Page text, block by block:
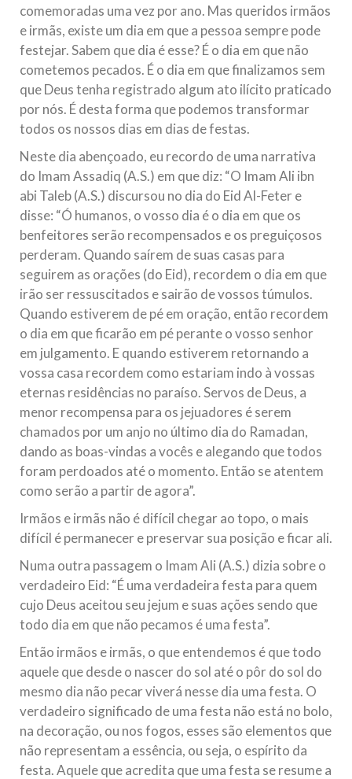
comemoradas uma vez por ano. Mas queridos irmãos
e irmãs, existe um dia em que a pessoa sempre pode
festejar. Sabem que dia é esse? É o dia em que não
cometemos pecados. É o dia em que finalizamos sem
que Deus tenha registrado algum ato ilícito praticado
por nós. É desta forma que podemos transformar
todos os nossos dias em dias de festas.
Neste dia abençoado, eu recordo de uma narrativa
do Imam Assadiq (A.S.) em que diz: “O Imam Ali ibn
abi Taleb (A.S.) discursou no dia do Eid Al-Feter e
disse: “Ó humanos, o vosso dia é o dia em que os
benfeitores serão recompensados e os preguiçosos
perderam. Quando saírem de suas casas para
seguirem as orações (do Eid), recordem o dia em que
irão ser ressuscitados e sairão de vossos túmulos.
Quando estiverem de pé em oração, então recordem
o dia em que ficarão em pé perante o vosso senhor
em julgamento. E quando estiverem retornando a
vossa casa recordem como estariam indo à vossas
eternas residências no paraíso. Servos de Deus, a
menor recompensa para os jejuadores é serem
chamados por um anjo no último dia do Ramadan,
dando as boas-vindas a vocês e alegando que todos
foram perdoados até o momento. Então se atentem
como serão a partir de agora”.
Irmãos e irmãs não é difícil chegar ao topo, o mais
difícil é permanecer e preservar sua posição e ficar ali.
Numa outra passagem o Imam Ali (A.S.) dizia sobre o
verdadeiro Eid: “É uma verdadeira festa para quem
cujo Deus aceitou seu jejum e suas ações sendo que
todo dia em que não pecamos é uma festa”.
Então irmãos e irmãs, o que entendemos é que todo
aquele que desde o nascer do sol até o pôr do sol do
mesmo dia não pecar viverá nesse dia uma festa. O
verdadeiro significado de uma festa não está no bolo,
na decoração, ou nos fogos, esses são elementos que
não representam a essência, ou seja, o espírito da
festa. Aquele que acredita que uma festa se resume a